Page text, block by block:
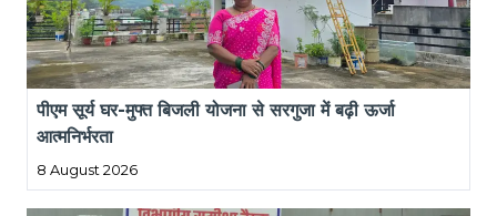
पीएम सूर्य घर-मुफ्त बिजली योजना से सरगुजा में बढ़ी ऊर्जा
आत्मनिर्भरता
8 August 2026